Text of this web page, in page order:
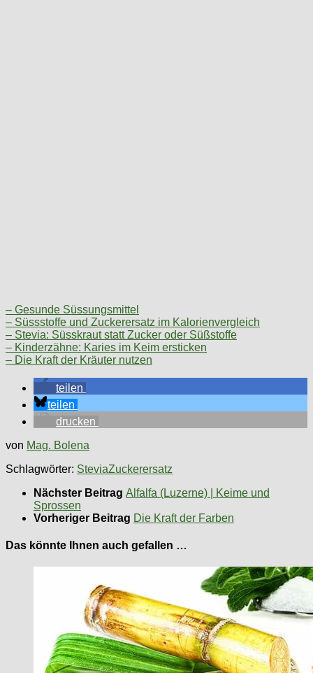
– Gesunde Süssungsmittel
– Süssstoffe und Zuckerersatz im Kalorienvergleich
– Stevia: Süsskraut statt Zucker oder Süßstoffe
– Kinderzähne: Karies im Keim ersticken
– Die Kraft der Kräuter nutzen
teilen
teilen
drucken
von Mag. Bolena
Schlagwörter: SteviaZuckerersatz
Nächster Beitrag Alfalfa (Luzerne) | Keime und
Sprossen
Vorheriger Beitrag Die Kraft der Farben
Das könnte Ihnen auch gefallen …